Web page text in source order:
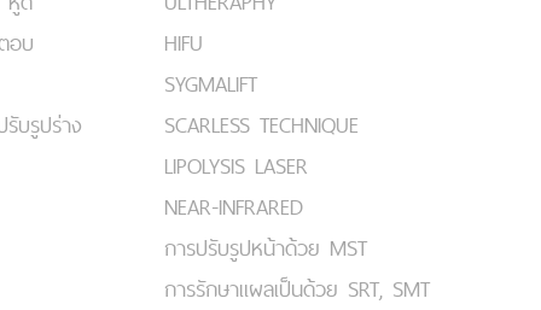
อบ
บรูปร่าง
HIFU
SYGMALIFT
SCARLESS TECHNIQUE
LIPOLYSIS LASER
NEAR-INFRARED
การปรับรูปหน้าด้วย MST
การรักษาแผลเป็นด้วย SRT, SMT